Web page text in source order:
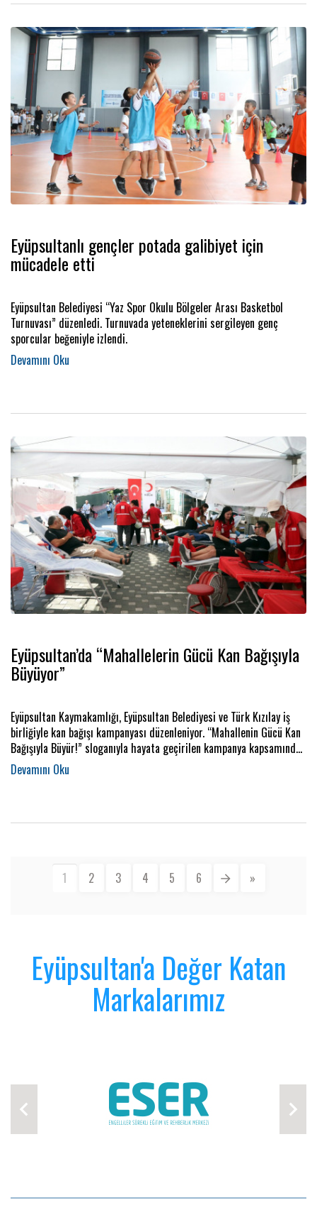
Eyüpsultanlı gençler potada galibiyet için
mücadele etti
Eyüpsultan Belediyesi “Yaz Spor Okulu Bölgeler Arası Basketbol
Turnuvası” düzenledi. Turnuvada yeteneklerini sergileyen genç
sporcular beğeniyle izlendi.
Eyüpsultan’da “Mahallelerin Gücü Kan Bağışıyla
Büyüyor”
Eyüpsultan Kaymakamlığı, Eyüpsultan Belediyesi ve Türk Kızılay iş
birliğiyle kan bağışı kampanyası düzenleniyor. “Mahallenin Gücü Kan
Bağışıyla Büyür!” sloganıyla hayata geçirilen kampanya kapsamında,
vatandaşların kan bağışında bulunabilmesi için Eyüpsultan’ın dört bir
yanında bağış noktaları oluşturulacak. Kampanya ile hem kan
1 2 3 4 5 6 »
Eyüpsultan'a Değer Katan
Markalarımız